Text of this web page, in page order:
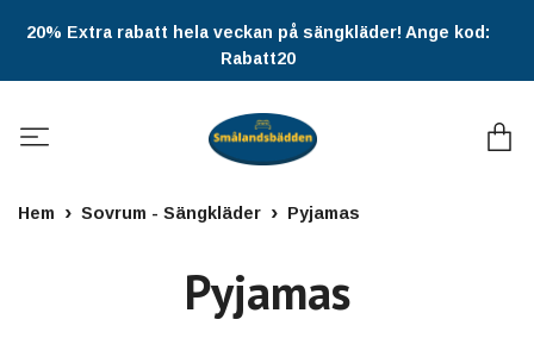
20% Extra rabatt hela veckan på sängkläder! Ange kod:
Rabatt20
Hem Sovrum - Sängkläder Pyjamas
Pyjamas